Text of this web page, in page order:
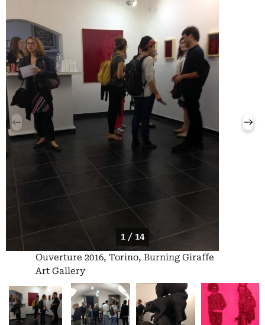
1 / 14
Ouverture 2016, Torino, Burning Giraffe
Art Gallery